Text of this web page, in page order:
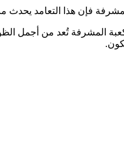
فإن هذا التعامد يحدث
المشرفة تُعد من أجمل